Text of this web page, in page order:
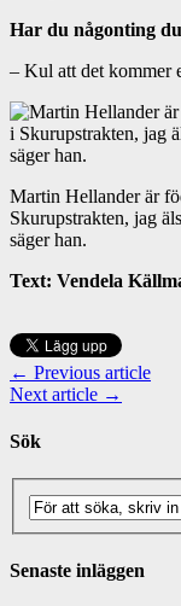
Har du någonting
– Kul att det kommer
Martin Hellander är
Skurupstrakten, jag
säger han.
Text: Vendela
← Previous article
Next article →
Sök
Senaste inläggen